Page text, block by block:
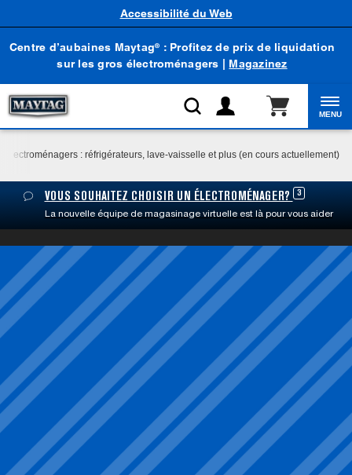
Centre d’aubaines Maytag® : Profitez de prix de liquidation
sur les gros électroménagers | Magazinez
Accessibilité du Web
MENU
: réfrigérateurs, lave-vaisselle et plus (en cours actuellement)
VOUS SOUHAITEZ CHOISIR UN ÉLECTROMÉNAGER? 3
La nouvelle équipe de magasinage virtuelle est là pour vous aider